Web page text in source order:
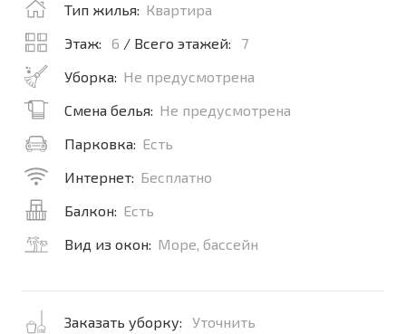
Тип жилья: Квартира
Этаж:
6 / Всего этажей:
7
Уборка: Не предусмотрена
Смена белья: Не предусмотрена
Парковка: Есть
Интернет: Бесплатно
Балкон: Есть
Вид из окон: Море, бассейн
Заказать уборку:
Уточнить